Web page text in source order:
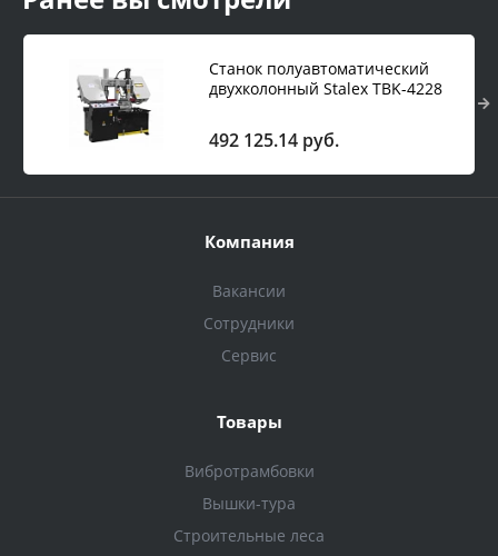
Станок полуавтоматический
двухколонный Stalex TBK-4228
492 125.14 руб.
Компания
Вакансии
Сотрудники
Сервис
Товары
Вибротрамбовки
Вышки-тура
Строительные леса